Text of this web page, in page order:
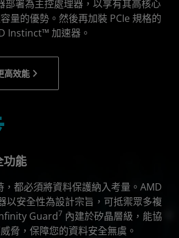
部署為主控處理器，以享有其高核心
量的優勢。然後再加裝 PCIe 規格的
Instinct™ 加速器。
高效能
功能
，都必須將資料保護納入考量。AMD
以安全性為設計宗旨，可抵禦眾多複
Guard7 內建於矽晶層級，能協
脅，保障您的資料安全無虞。